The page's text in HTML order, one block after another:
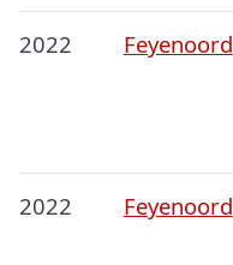
2022 Feyenoord
2022 Feyenoord